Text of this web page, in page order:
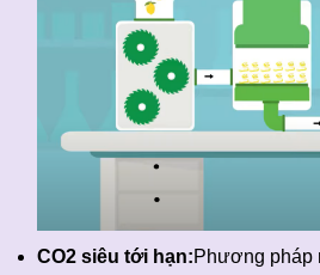
CO2 siêu tới hạn:Phương pháp